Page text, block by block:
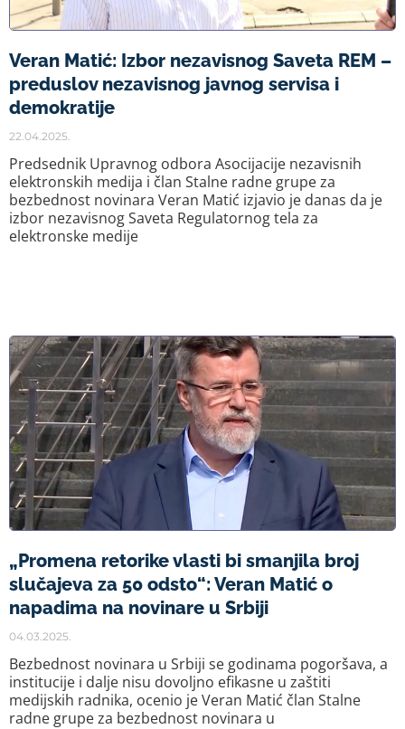
Veran Matić: Izbor nezavisnog Saveta REM –
preduslov nezavisnog javnog servisa i
demokratije
22.04.2025.
Predsednik Upravnog odbora Asocijacije nezavisnih
elektronskih medija i član Stalne radne grupe za
bezbednost novinara Veran Matić izjavio je danas da je
izbor nezavisnog Saveta Regulatornog tela za
elektronske medije
„Promena retorike vlasti bi smanjila broj
slučajeva za 50 odsto“: Veran Matić o
napadima na novinare u Srbiji
04.03.2025.
Bezbednost novinara u Srbiji se godinama pogoršava, a
institucije i dalje nisu dovoljno efikasne u zaštiti
medijskih radnika, ocenio je Veran Matić član Stalne
radne grupe za bezbednost novinara u